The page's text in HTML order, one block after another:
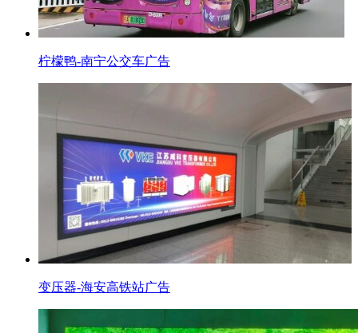
柠檬鸭-南宁公交车广告
变压器-海安高铁站广告